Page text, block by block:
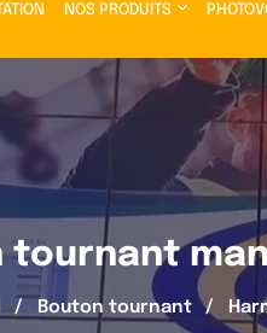
NOS PRODUITS
tournant
Bouton tournant